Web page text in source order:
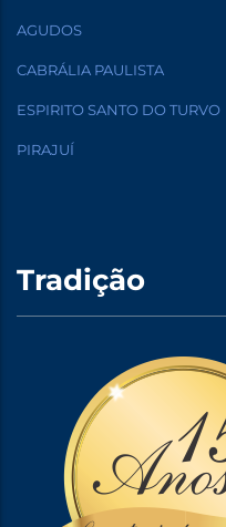
AGUDOS
CABRÁLIA PAULISTA
ESPIRITO SANTO DO TURVO
PIRAJUÍ
Tradição